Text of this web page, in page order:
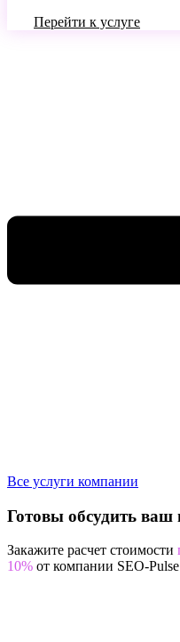
Перейти к услуге
Все услуги компании
Готовы обсудить ваш
Закажите расчет стоимости
10% от компании SEO-